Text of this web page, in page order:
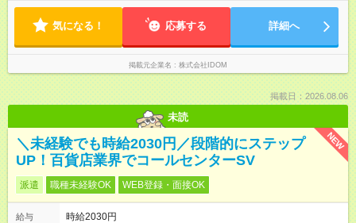
員としての雇用は引き続き守られますし、毎月固定給も支給。
リスクを抑えながら、より大きな裁量をもって店舗運営を手掛
けられます。
す！今後も前向きに働けるよう、環境を整えていくのでご安心
ください。
気になる！ 応募する 詳細へ
掲載元企業名 株式会社IDOM
掲載日：2026.08.06
未読
NEW
＼未経験でも時給2030円／段階的にステップ
UP！百貨店業界でコールセンターSV
派遣 職種未経験OK WEB登録・面接OK
給与
時給2030円